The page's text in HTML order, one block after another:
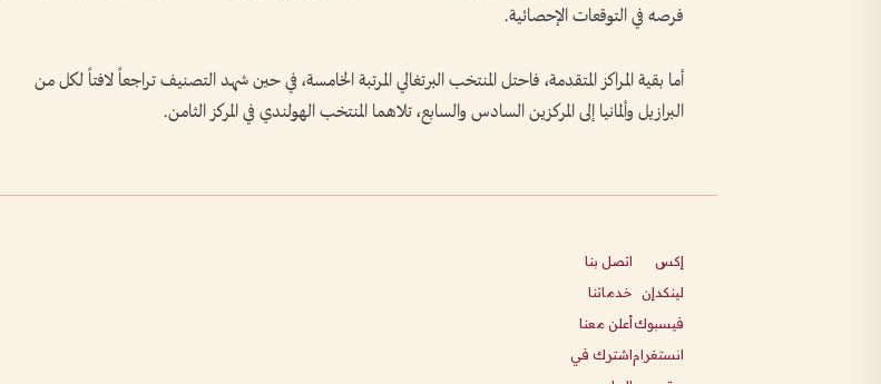
فرصه في التوقعات الإحصائية.
أما بقية المراكز المتقدمة، فاحتل المنتخب البرتغالي المرتبة الخامسة، في حين شهد التصنيف تراجعاً لافتاً لكل من
البرازيل وألمانيا إلى المركزين السادس والسابع، تلاهما المنتخب الهولندي في المركز الثامن.
إكس
لينكدإن
فيسبوك
انستغرام
اتصل بنا
خدماتنا
أعلن معنا
اشترك في